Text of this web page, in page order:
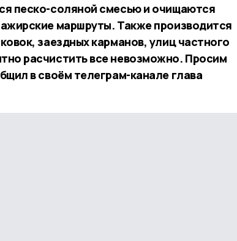
песко-соляной смесью и очищаются
маршруты. Также производится
заездных карманов, улиц частного
расчистить все невозможно. Просим
в своём телеграм-канале глава